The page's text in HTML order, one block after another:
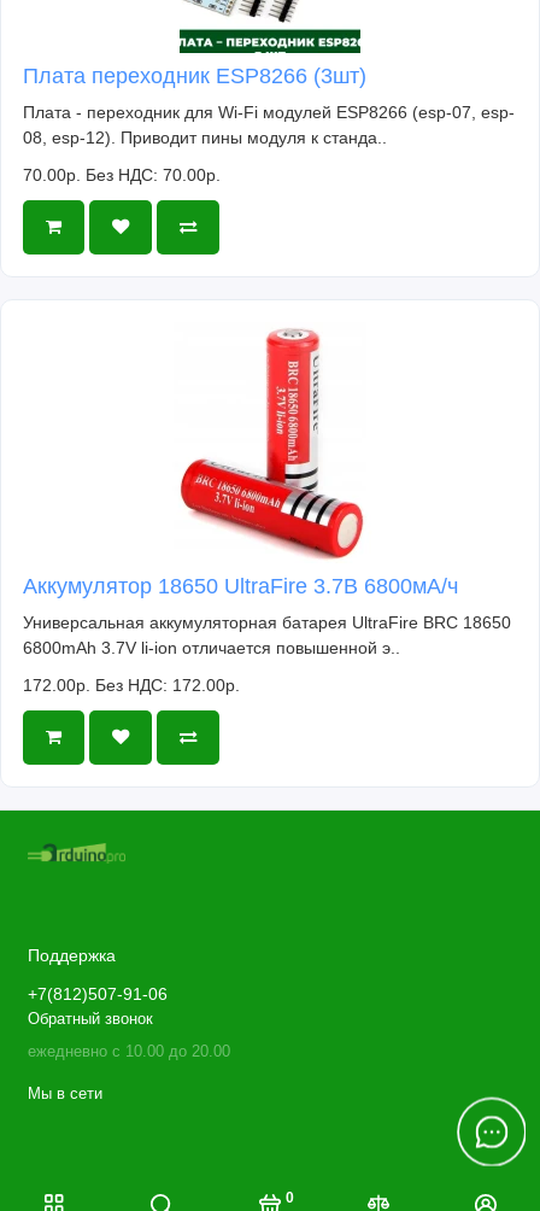
0
Плата переходник ESP8266 (3шт)
Плата - переходник для Wi-Fi модулей ESP8266 (esp-07, esp-
08, esp-12). Приводит пины модуля к станда..
70.00р. Без НДС: 70.00р.
Аккумулятор 18650 UltraFire 3.7В 6800мА/ч
Универсальная аккумуляторная батарея UltraFire BRC 18650
6800mAh 3.7V li-ion отличается повышенной э..
172.00р. Без НДС: 172.00р.
Поддержка
+7(812)507-91-06
Обратный звонок
ежедневно с 10.00 до 20.00
Мы в сети